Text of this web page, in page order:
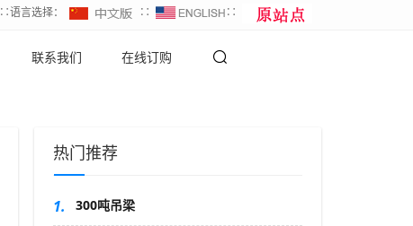
∷语言选择： ∷ ∷
联系我们 在线订购
热门推荐
1. 300吨吊梁